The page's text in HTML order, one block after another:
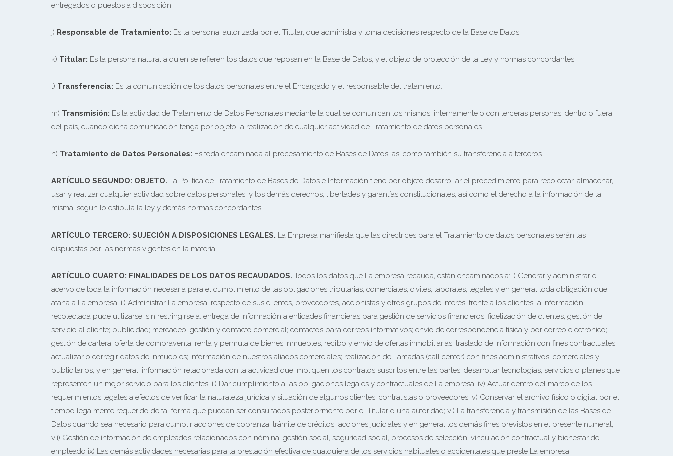
entregados o puestos a disposición.
j) Responsable de Tratamiento: Es la persona, autorizada por el Titular, que administra y toma decisiones respecto de la Base de Datos.
k) Titular: Es la persona natural a quien se refieren los datos que reposan en la Base de Datos, y el objeto de protección de la Ley y normas concordantes.
l) Transferencia: Es la comunicación de los datos personales entre el Encargado y el responsable del tratamiento.
m) Transmisión: Es la actividad de Tratamiento de Datos Personales mediante la cual se comunican los mismos, internamente o con terceras personas, dentro o fuera
del país, cuando dicha comunicación tenga por objeto la realización de cualquier actividad de Tratamiento de datos personales.
n) Tratamiento de Datos Personales: Es toda encaminada al procesamiento de Bases de Datos, así como también su transferencia a terceros.
ARTÍCULO SEGUNDO: OBJETO. La Política de Tratamiento de Bases de Datos e Información tiene por objeto desarrollar el procedimiento para recolectar, almacenar,
usar y realizar cualquier actividad sobre datos personales, y los demás derechos, libertades y garantías constitucionales; así como el derecho a la información de la
misma, según lo estipula la ley y demás normas concordantes.
ARTÍCULO TERCERO: SUJECIÓN A DISPOSICIONES LEGALES. La Empresa manifiesta que las directrices para el Tratamiento de datos personales serán las
dispuestas por las normas vigentes en la materia.
ARTÍCULO CUARTO: FINALIDADES DE LOS DATOS RECAUDADOS. Todos los datos que La empresa recauda, están encaminados a: i) Generar y administrar el
acervo de toda la información necesaria para el cumplimiento de las obligaciones tributarias, comerciales, civiles, laborales, legales y en general toda obligación que
ataña a La empresa; ii) Administrar La empresa, respecto de sus clientes, proveedores, accionistas y otros grupos de interés; frente a los clientes la información
recolectada pude utilizarse, sin restringirse a: entrega de información a entidades financieras para gestión de servicios financieros; fidelización de clientes; gestión de
servicio al cliente; publicidad; mercadeo; gestión y contacto comercial; contactos para correos informativos; envío de correspondencia física y por correo electrónico;
gestión de cartera; oferta de compraventa, renta y permuta de bienes inmuebles; recibo y envío de ofertas inmobiliarias; traslado de información con fines contractuales;
actualizar o corregir datos de inmuebles; información de nuestros aliados comerciales; realización de llamadas (call center) con fines administrativos, comerciales y
publicitarios; y en general, información relacionada con la actividad que impliquen los contratos suscritos entre las partes; desarrollar tecnologías, servicios o planes que
representen un mejor servicio para los clientes iii) Dar cumplimiento a las obligaciones legales y contractuales de La empresa; iv) Actuar dentro del marco de los
requerimientos legales a efectos de verificar la naturaleza jurídica y situación de algunos clientes, contratistas o proveedores; v) Conservar el archivo físico o digital por el
tiempo legalmente requerido de tal forma que puedan ser consultados posteriormente por el Titular o una autoridad; vi) La transferencia y transmisión de las Bases de
Datos cuando sea necesario para cumplir acciones de cobranza, trámite de créditos, acciones judiciales y en general los demás fines previstos en el presente numeral;
vii) Gestión de información de empleados relacionados con nómina, gestión social, seguridad social, procesos de selección, vinculación contractual y bienestar del
empleado ix) Las demás actividades necesarias para la prestación efectiva de cualquiera de los servicios habituales o accidentales que preste La empresa.